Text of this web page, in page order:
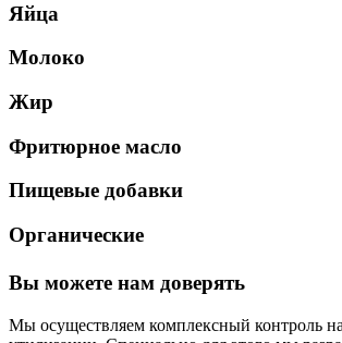
Яйца
Молоко
Жир
Фритюрное масло
Пищевые добавки
Органические
Вы можете нам доверять
Мы осуществляем комплексный контроль